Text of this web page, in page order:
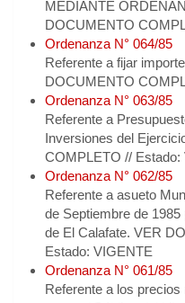
MEDIANTE
DOCUMENTO
Ordenanza N° 064/85
Referente a fijar
DOCUMENTO
Ordenanza N° 063/85
Referente a
Inversiones del
COMPLETO // Estado:
Ordenanza N° 062/85
Referente a asueto
de Septiembre de
de El Calafate. VER
Estado: VIGENTE
Ordenanza N° 061/85
Referente a los